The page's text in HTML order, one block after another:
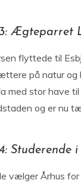
Ægteparret
flyttede til
på natur og
med stor have
og er nu
Studerende
vælger Århus